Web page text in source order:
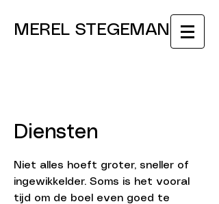
MEREL STEGEMAN
Diensten
Niet alles hoeft groter, sneller of
ingewikkelder. Soms is het vooral
tijd om de boel even goed te